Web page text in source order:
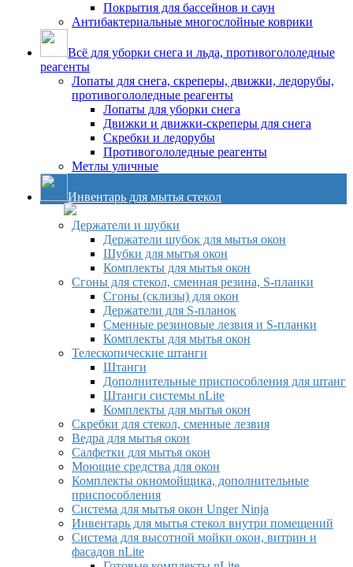
Покрытия для бассейнов и саун
Антибактериальные многослойные коврики
Всё для уборки снега и льда, противогололедные
реагенты
Лопаты для снега, скреперы, движки, ледорубы,
противогололедные реагенты
Лопаты для уборки снега
Движки и движки-скреперы для снега
Скребки и ледорубы
Противогололедные реагенты
Метлы уличные
Инвентарь для мытья стекол
Держатели и шубки
Держатели шубок для мытья окон
Шубки для мытья окон
Комплекты для мытья окон
Сгоны для стекол, сменная резина, S-планки
Сгоны (склизы) для окон
Держатели для S-планок
Сменные резиновые лезвия и S-планки
Комплекты для мытья окон
Телескопические штанги
Штанги
Дополнительные приспособления для штанг
Штанги системы nLite
Комплекты для мытья окон
Скребки для стекол, сменные лезвия
Ведра для мытья окон
Салфетки для мытья окон
Моющие средства для окон
Комплекты окномойщика, дополнительные
приспособления
Система для мытья окон Unger Ninja
Инвентарь для мытья стекол внутри помещений
Система для высотной мойки окон, витрин и
фасадов nLite